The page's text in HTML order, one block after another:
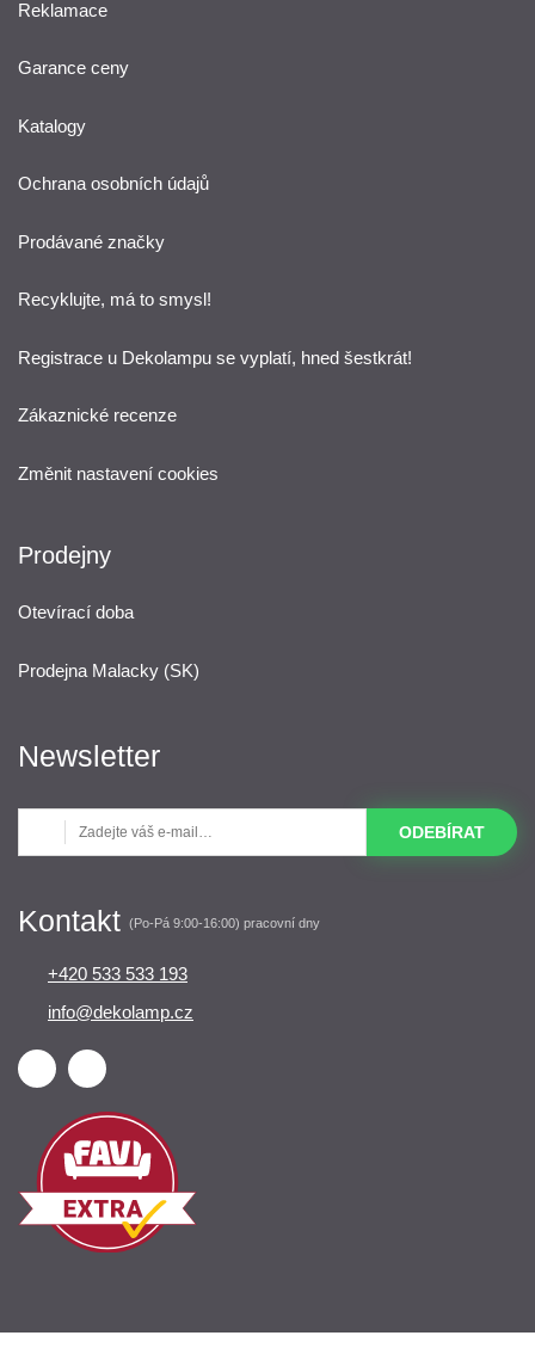
Reklamace
Garance ceny
Katalogy
Ochrana osobních údajů
Prodávané značky
Recyklujte, má to smysl!
Registrace u Dekolampu se vyplatí, hned šestkrát!
Zákaznické recenze
Změnit nastavení cookies
Prodejny
Otevírací doba
Prodejna Malacky (SK)
Newsletter
ODEBÍRAT
Kontakt (Po-Pá 9:00-16:00) pracovní dny
+420 533 533 193
info@dekolamp.cz